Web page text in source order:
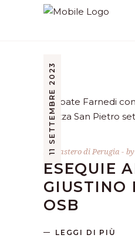
11 SETTEMBRE 2023
Monastero di Perugia by
ESEQUIE
GIUSTINO
OSB
LEGGI DI PIÙ